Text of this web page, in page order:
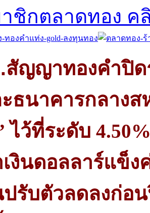
ชิกตลาดทอง ค
สัญญาทองคำปิ
ธนาคารกลางส
ไว้ที่ระดับ
เงินดอลลาร์แข็
รับตัวลดลงก่อ